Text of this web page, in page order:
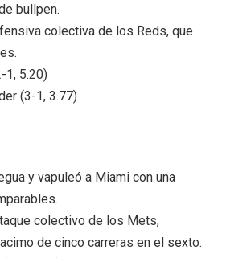
bullpen.
colectiva de los Reds, que
1, 5.20)
(3-1, 3.77)
y vapuleó a Miami con una
colectivo de los Mets,
de cinco carreras en el sexto.